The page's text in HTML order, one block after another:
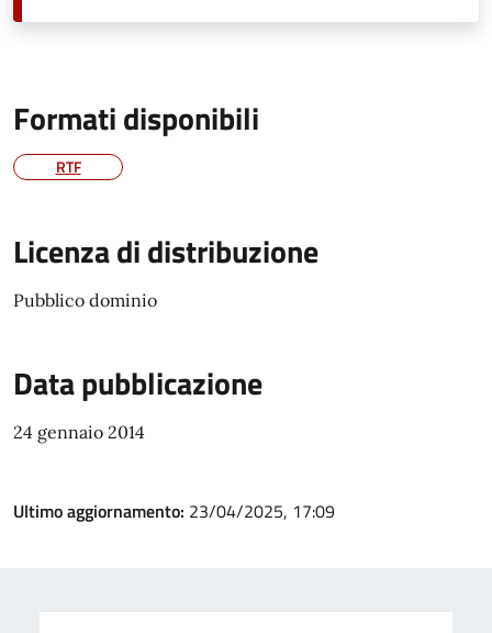
Formati disponibili
RTF
Licenza di distribuzione
Pubblico dominio
Data pubblicazione
24 gennaio 2014
Ultimo aggiornamento: 23/04/2025, 17:09